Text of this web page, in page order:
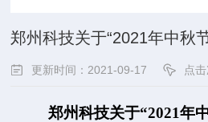
郑州科技关于“2021年中秋
更新时间：2021-09-17 点
郑州科技关于“2021年